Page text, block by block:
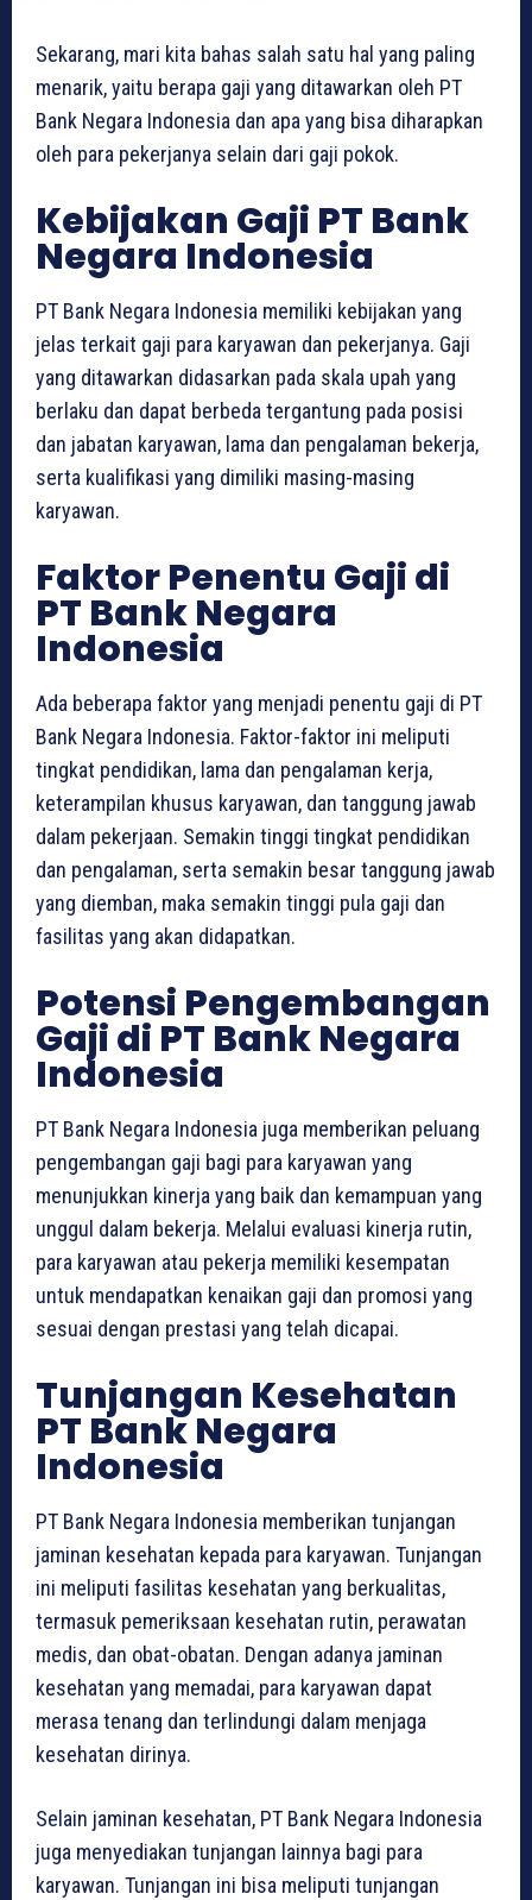
Sekarang, mari kita bahas salah satu hal yang paling
menarik, yaitu berapa gaji yang ditawarkan oleh PT
Bank Negara Indonesia dan apa yang bisa diharapkan
oleh para pekerjanya selain dari gaji pokok.
Kebijakan Gaji PT Bank
Negara Indonesia
PT Bank Negara Indonesia memiliki kebijakan yang
jelas terkait gaji para karyawan dan pekerjanya. Gaji
yang ditawarkan didasarkan pada skala upah yang
berlaku dan dapat berbeda tergantung pada posisi
dan jabatan karyawan, lama dan pengalaman bekerja,
serta kualifikasi yang dimiliki masing-masing
karyawan.
Faktor Penentu Gaji di
PT Bank Negara
Indonesia
Ada beberapa faktor yang menjadi penentu gaji di PT
Bank Negara Indonesia. Faktor-faktor ini meliputi
tingkat pendidikan, lama dan pengalaman kerja,
keterampilan khusus karyawan, dan tanggung jawab
dalam pekerjaan. Semakin tinggi tingkat pendidikan
dan pengalaman, serta semakin besar tanggung jawab
yang diemban, maka semakin tinggi pula gaji dan
fasilitas yang akan didapatkan.
Potensi Pengembangan
Gaji di PT Bank Negara
Indonesia
PT Bank Negara Indonesia juga memberikan peluang
pengembangan gaji bagi para karyawan yang
menunjukkan kinerja yang baik dan kemampuan yang
unggul dalam bekerja. Melalui evaluasi kinerja rutin,
para karyawan atau pekerja memiliki kesempatan
untuk mendapatkan kenaikan gaji dan promosi yang
sesuai dengan prestasi yang telah dicapai.
Tunjangan Kesehatan
PT Bank Negara
Indonesia
PT Bank Negara Indonesia memberikan tunjangan
jaminan kesehatan kepada para karyawan. Tunjangan
ini meliputi fasilitas kesehatan yang berkualitas,
termasuk pemeriksaan kesehatan rutin, perawatan
medis, dan obat-obatan. Dengan adanya jaminan
kesehatan yang memadai, para karyawan dapat
merasa tenang dan terlindungi dalam menjaga
kesehatan dirinya.
Selain jaminan kesehatan, PT Bank Negara Indonesia
juga menyediakan tunjangan lainnya bagi para
karyawan. Tunjangan ini bisa meliputi tunjangan